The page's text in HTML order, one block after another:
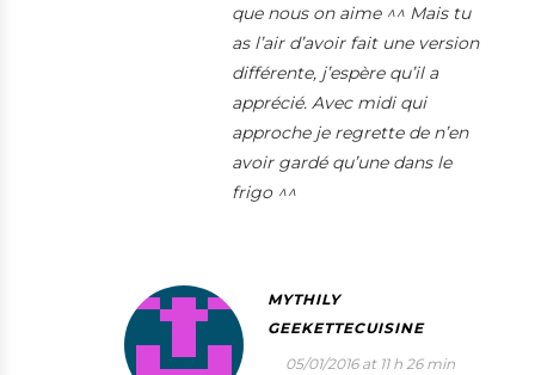
que nous on aime ^^ Mais tu
as l’air d’avoir fait une version
différente, j’espère qu’il a
apprécié. Avec midi qui
approche je regrette de n’en
avoir gardé qu’une dans le
frigo ^^
MYTHILY
GEEKETTECUISINE
05/01/2016 at 11 h 26 min